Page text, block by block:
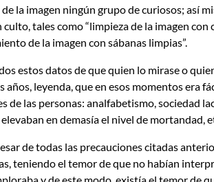
la imagen ningún grupo de curiosos; así
tales como “limpieza de la imagen
de la imagen con sábanas limpias”.
estos datos de que quien lo mirase o
años, leyenda, que en esos momentos era
de las personas: analfabetismo, sociedad
en demasía el nivel de mortandad,
de todas las precauciones citadas
teniendo el temor de que no habían